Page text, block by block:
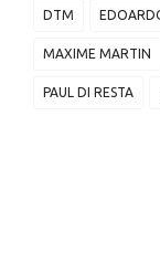
DTM
MAXIME MARTIN
PAUL DI RESTA